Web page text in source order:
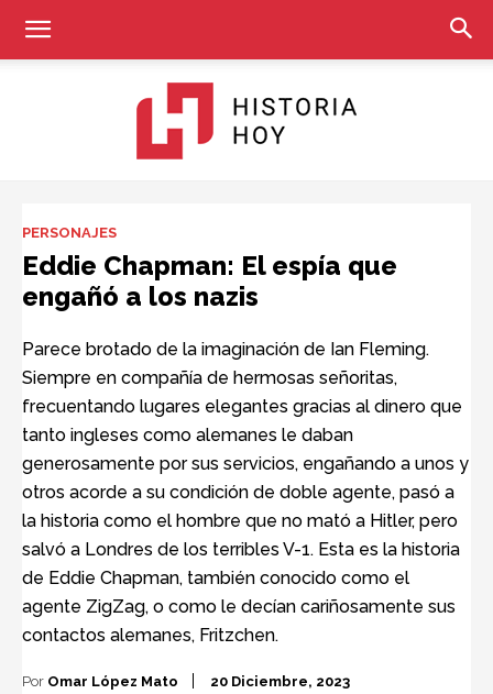
Hoy
PERSONAJES
Eddie Chapman: El espía que
engañó a los nazis
Parece brotado de la imaginación de Ian Fleming.
Siempre en compañía de hermosas señoritas,
frecuentando lugares elegantes gracias al dinero que
tanto ingleses como alemanes le daban
generosamente por sus servicios, engañando a unos y
otros acorde a su condición de doble agente, pasó a
la historia como el hombre que no mató a Hitler, pero
salvó a Londres de los terribles V-1. Esta es la historia
de Eddie Chapman, también conocido como el
agente ZigZag, o como le decían cariñosamente sus
contactos alemanes, Fritzchen.
Por Omar López Mato 20 Diciembre, 2023